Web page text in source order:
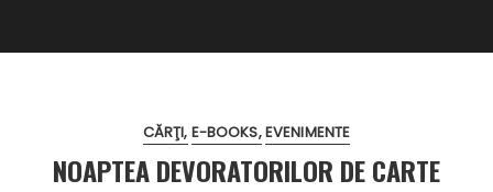
CĂRŢI E-BOOKS EVENIMENTE
NOAPTEA DEVORATORILOR DE CARTE